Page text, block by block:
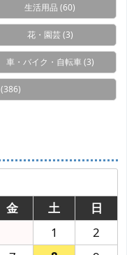
生活用品 (60)
花・園芸(3)
車・バイク・自転車(3)
(386)
金 土
日
1
2